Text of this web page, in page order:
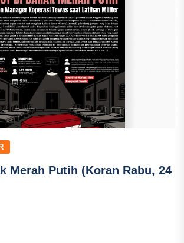
Merah Putih (Koran Rabu, 24